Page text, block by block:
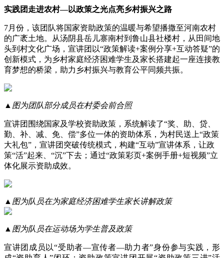
实践团走进农村—以政策之光点亮乡村振兴之路
7月份，该团队将国家资助政策的温暖与希望播撒至河南农村
的广袤土地。从汤阴县岳儿寨南村到鲁山县社楼村，从田间地
头到村文化广场，宣讲团以“政策解读+案例分享+互动答疑”的
创新模式，为乡村家庭经济困难学生及家长搭建起一座连接教
育梦想的桥梁，助力乡村振兴与教育公平同频共振。
▲图为团队部分成员在村委会前合照
宣讲团围绕国家及学校资助政策，系统解读了“奖、助、贷、
勤、补、减、免、偿”多位一体的资助体系，为村民送上“政策
大礼包”，宣讲团突破传统模式，构建“互动”宣讲体系，让政
策“活”起来、“沉”下去；通过“政策彩页+案例手册+短视频”立
体化展示资助成效。
▲图为队员在为家庭经济困难学生家长讲解政策
▲图为队员在运动场为学生普及政策
宣讲团成员以“受助者—宣传者—助力者”身份参与实践，形